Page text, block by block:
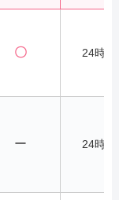
〇 24時間
ー 24時間